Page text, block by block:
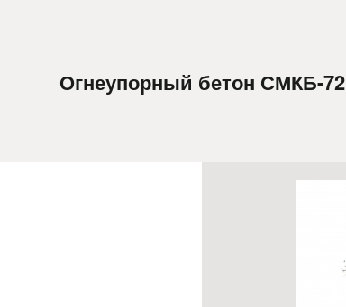
Огнеупорный бетон СМКБ-72